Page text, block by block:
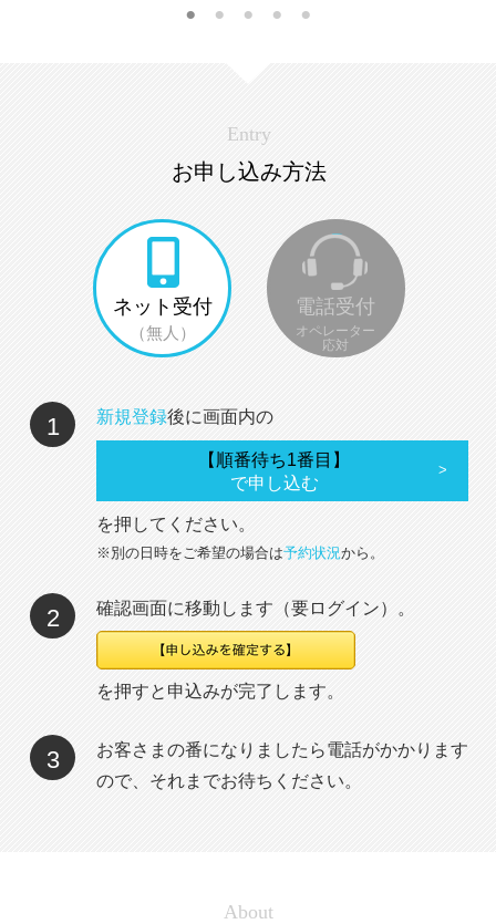
Entry
お申し込み方法
ネット受付
（無人）
電話受付
オペレーター
応対
1 新規登録後に画面内の
【順番待ち1番目】
で申し込む
を押してください。
※別の日時をご希望の場合は予約状況から。
2 確認画面に移動します（要ログイン）。
を押すと申込みが完了します。
3
お客さまの番になりましたら電話がかかります
ので、それまでお待ちください。
About